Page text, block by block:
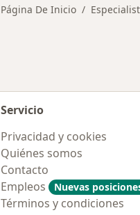
Página De Inicio
Servicio
Privacidad y cookies
Quiénes somos
Contacto
Empleos
Nuevas
Términos y condiciones